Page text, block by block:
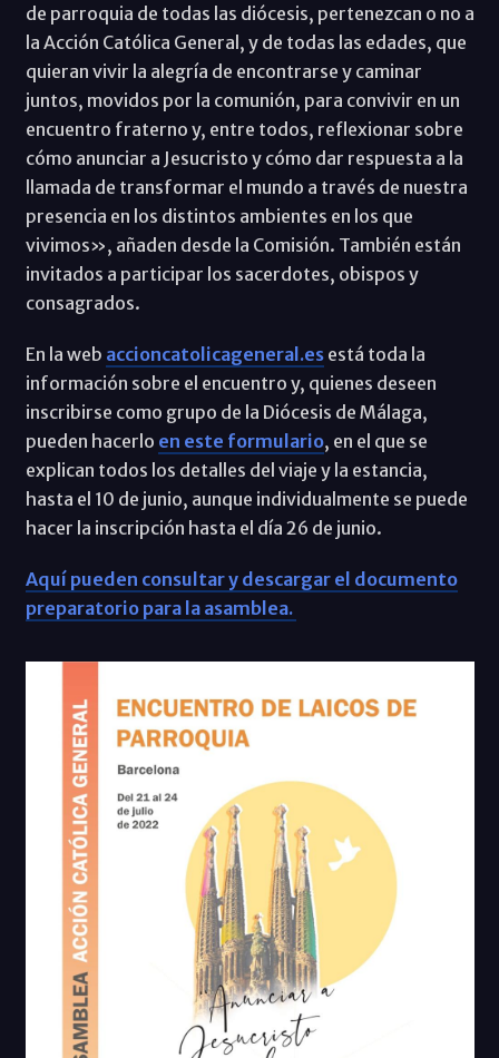
de parroquia de todas las diócesis, pertenezcan o no a
la Acción Católica General, y de todas las edades, que
quieran vivir la alegría de encontrarse y caminar
juntos, movidos por la comunión, para convivir en un
encuentro fraterno y, entre todos, reflexionar sobre
cómo anunciar a Jesucristo y cómo dar respuesta a la
llamada de transformar el mundo a través de nuestra
presencia en los distintos ambientes en los que
vivimos», añaden desde la Comisión. También están
invitados a participar los sacerdotes, obispos y
consagrados.
En la web accioncatolicageneral.esestá toda la
información sobre el encuentro y, quienes deseen
inscribirse como grupo de la Diócesis de Málaga,
pueden hacerlo en este formulario, en el que se
explican todos los detalles del viaje y la estancia,
hasta el 10 de junio, aunque individualmente se puede
hacer la inscripción hasta el día 26 de junio.
Aquí pueden consultar y descargar el documento
preparatorio para la asamblea.